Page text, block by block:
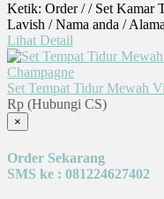
Ketik: Order / / Set Kamar
Lavish / Nama anda /
Lihat Detail
Set Tempat Tidur Mewah
Rp (Hubungi CS)
×
Order Sekarang
SMS ke : 081224627402